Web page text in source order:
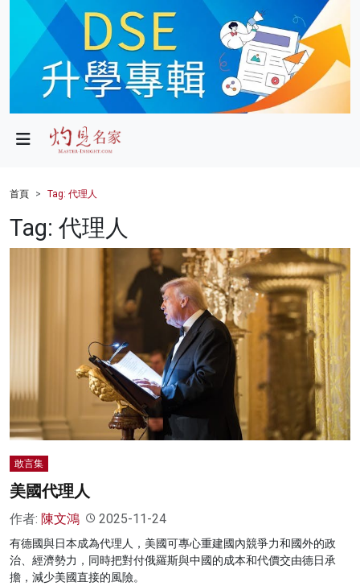
政局
財經
健康
灼見活動
首頁 Tag: 代理人
Tag: 代理人
敢言集
美國代理人
作者: 陳文鴻 2025-11-24
有德國與日本成為代理人，美國可專心重建國內競爭力和國外的政
治、經濟勢力，同時把對付俄羅斯與中國的成本和代價交由德日承
擔，減少美國直接的風險。